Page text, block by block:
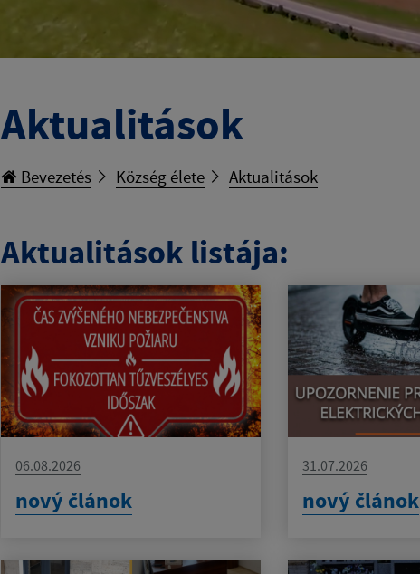
Aktualitások
Bevezetés Község élete Aktualitások
Aktualitások listája:
06.08.2026
nový článok
31.07.2026
nový článok